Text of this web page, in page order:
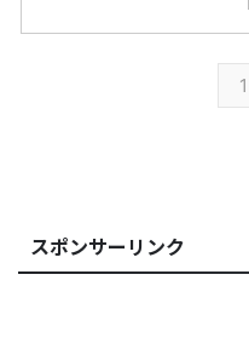
1
スポンサーリンク